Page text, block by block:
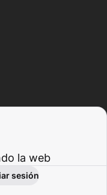
la web
sesión